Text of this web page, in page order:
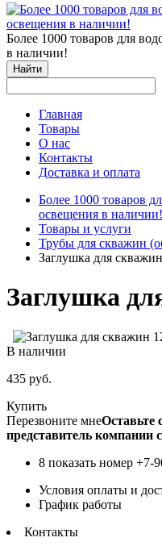
Более 1000 товаров для
в наличии!
Найти
Главная
Товары
О нас
Контакты
Доставка и оплата
Более 1000 товаров
освещения в наличии!
Товары и услуги
Трубы для скважин
Заглушка для
Заглушка
В наличии
435 руб.
Купить
Перезвоните мнеОставьте
представитель компании
8 показать номер +7-
Условия оплаты и
График работы
Контакты